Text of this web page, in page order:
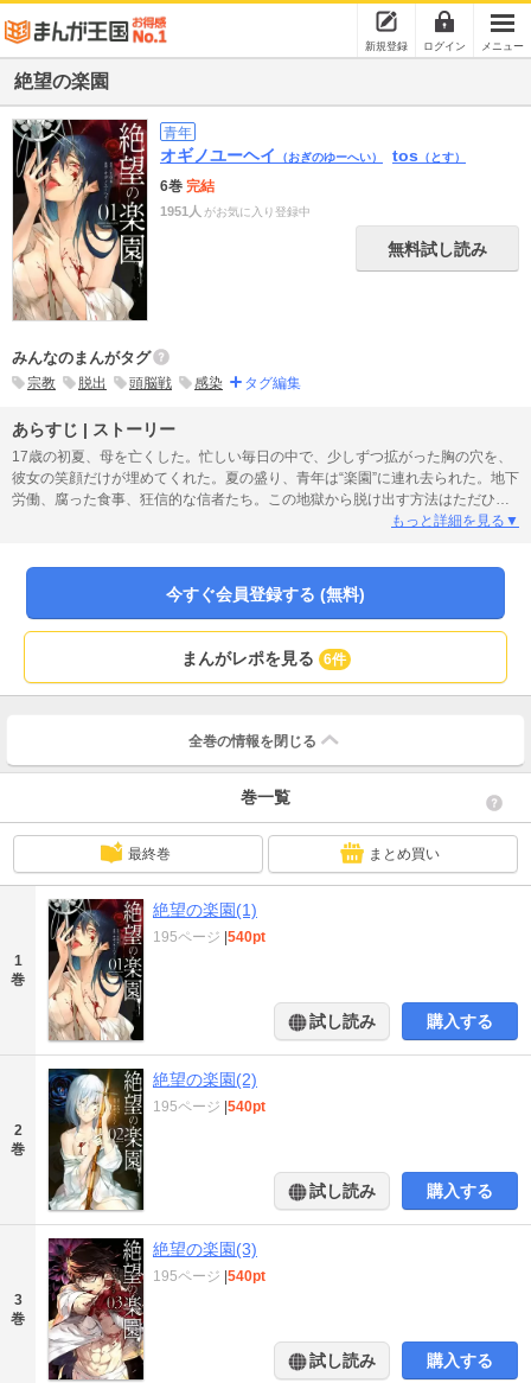
新規登録 ログイン メニュー
絶望の楽園
青年
オギノユーヘイ （おぎのゆーへい） tos （とす）
6巻 完結
1951人 がお気に入り登録中
無料試し読み
みんなのまんがタグ
宗教 脱出 頭脳戦 感染 タグ編集
あらすじ | ストーリー
17歳の初夏、母を亡くした。忙しい毎日の中で、少しずつ拡がった胸の穴を、
彼女の笑顔だけが埋めてくれた。夏の盛り、青年は“楽園”に連れ去られた。地下
労働、腐った食事、狂信的な信者たち。この地獄から脱け出す方法はただひと
もっと詳細を見る▼
今すぐ会員登録する (無料)
まんがレポを見る 6件
全巻の情報を 閉じる
巻一覧
最終巻 まとめ買い
1
巻
絶望の楽園(1)
195ページ |540pt
試し読み 購入する
2
巻
絶望の楽園(2)
195ページ |540pt
試し読み 購入する
3
巻
絶望の楽園(3)
195ページ |540pt
試し読み 購入する